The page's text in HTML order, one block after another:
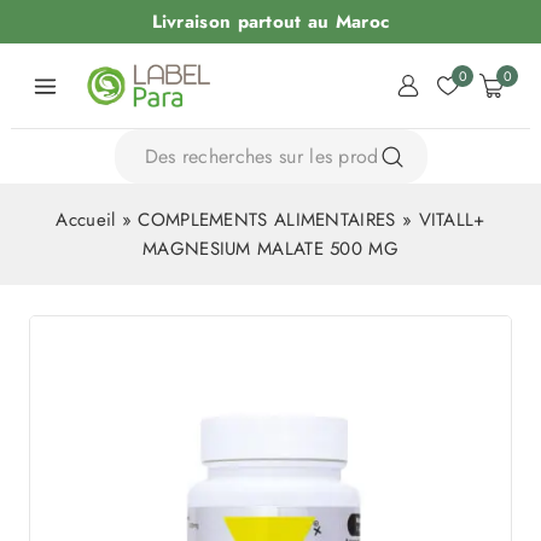
Livraison partout au Maroc
0 0
Accueil »COMPLEMENTS ALIMENTAIRES » VITALL+
MAGNESIUM MALATE 500 MG